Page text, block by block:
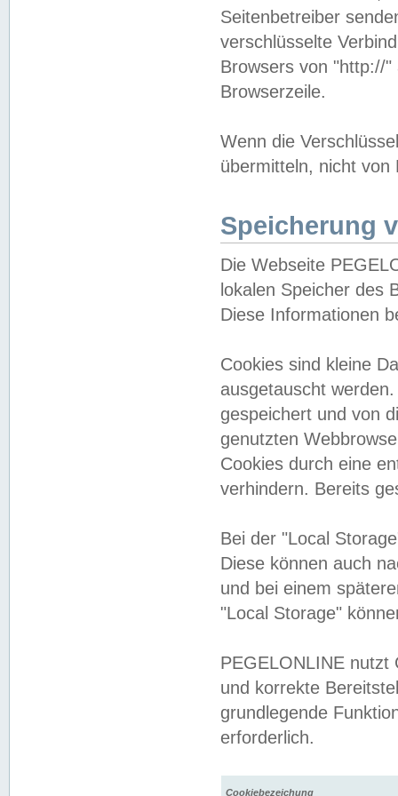
Seitenbetreiber
verschlüsselte
Browsers von "http://
Browserzeile.
Wenn die
übermitteln, nicht von
Speicherung
Die Webseite
lokalen Speicher des
Diese Informationen
Cookies sind kleine
ausgetauscht
gespeichert und von
genutzten
Cookies durch eine
verhindern. Bereits
Bei der "Local
Diese können auch
und bei einem
"Local Storage"
PEGELONLINE nutzt
und korrekte
grundlegende
erforderlich.
Cookiebezeichung